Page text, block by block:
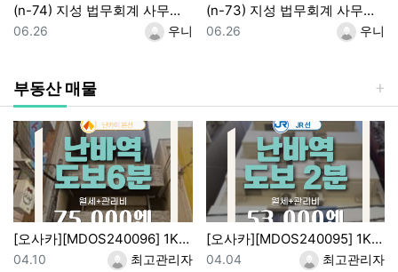
(n-74) 지성 법무회계 사무소 세무사 보조 / 파트타임
등록자
우니
등록일
06.26
(n-73) 지성 법무회계 사무소 행정서사 보조직 / 정사원
등록자우니
등록일
06.26
부동산 매물
[오사카][MDOS240096] 1K / 월세 67,000엔 / 관리비 8,000엔 / 시키킹,레이킹X
등록자최고관리자
등록일
04.10
[오사카][MDOS240095] 1K / 월세 48,000엔 / 관리비 5,000엔 / 시키킹,레이킹X
등록자최고관리자
등록일
04.04